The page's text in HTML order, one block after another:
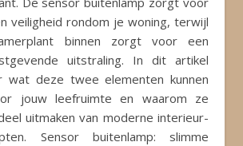
veiligheid rondom je woning, terwijl
binnen zorgt voor een
uitstraling. In dit artikel
wat deze twee elementen kunnen
jouw leefruimte en waarom ze
uitmaken van moderne interieur-
Sensor buitenlamp: slimme